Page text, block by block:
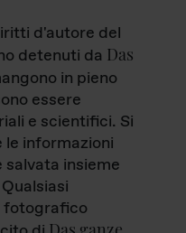
d'autore del
detenuti da Das
in pieno
essere
e scientifici. Si
le informazioni
insieme
fotografico